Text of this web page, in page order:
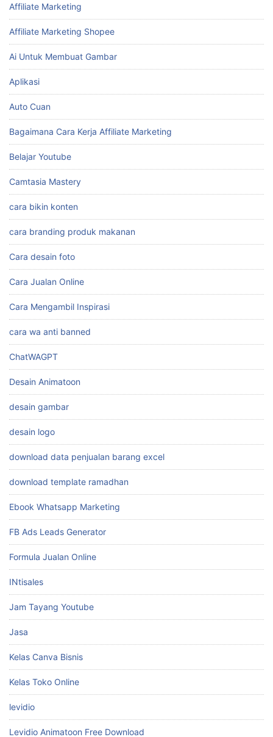
Affiliate Marketing
Affiliate Marketing Shopee
Ai Untuk Membuat Gambar
Aplikasi
Auto Cuan
Bagaimana Cara Kerja Affiliate Marketing
Belajar Youtube
Camtasia Mastery
cara bikin konten
cara branding produk makanan
Cara desain foto
Cara Jualan Online
Cara Mengambil Inspirasi
cara wa anti banned
ChatWAGPT
Desain Animatoon
desain gambar
desain logo
download data penjualan barang excel
download template ramadhan
Ebook Whatsapp Marketing
FB Ads Leads Generator
Formula Jualan Online
INtisales
Jam Tayang Youtube
Jasa
Kelas Canva Bisnis
Kelas Toko Online
levidio
Levidio Animatoon Free Download